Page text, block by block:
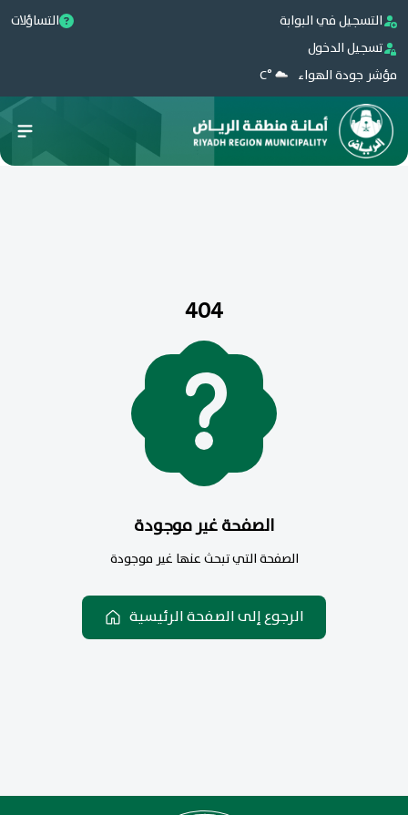
التسجيل في البوابة
تسجيل الدخول
مؤشر جودة الهواء
°C
التساؤلات
404
الصفحة غير موجودة
الصفحة التي تبحث عنها غير موجودة
الرجوع إلى الصفحة الرئيسية